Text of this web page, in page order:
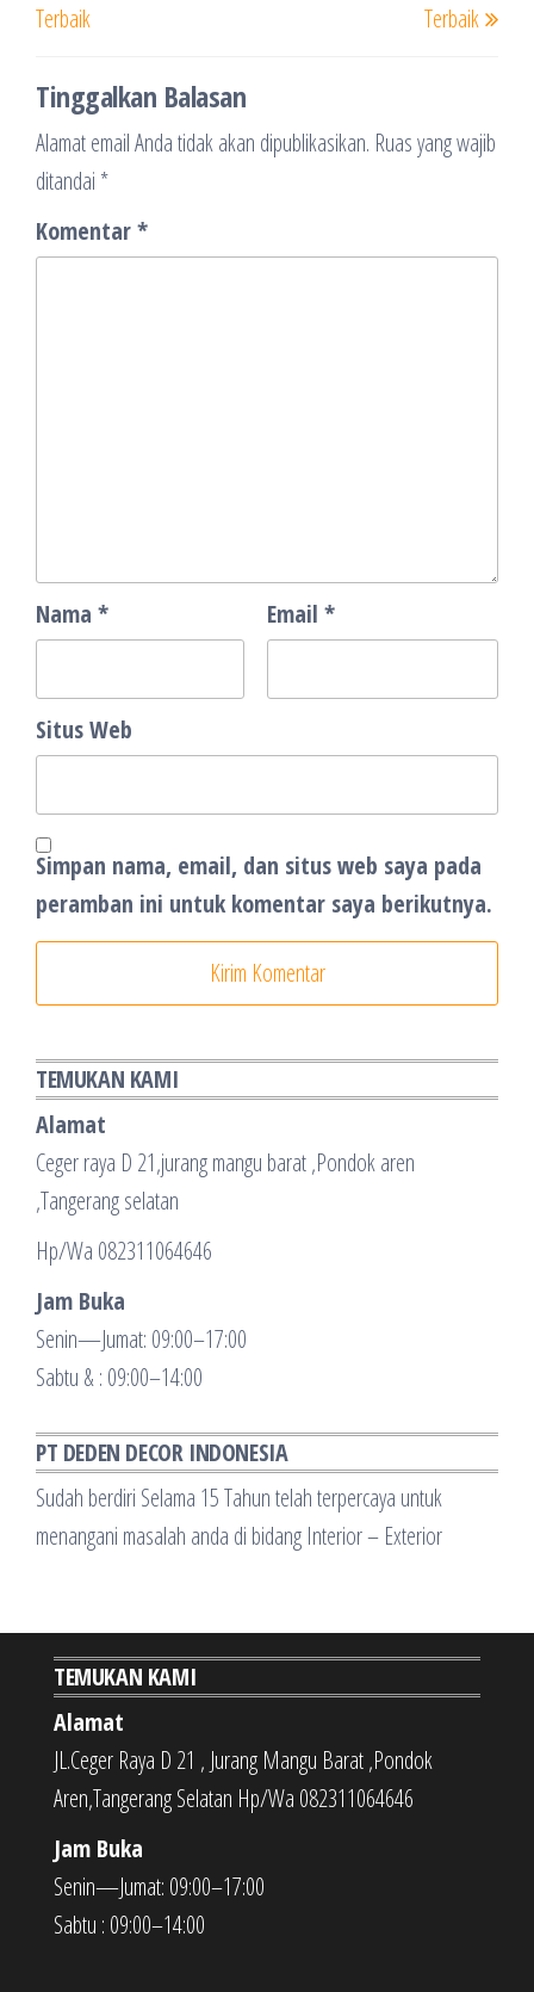
Terbaik
Terbaik
Tinggalkan Balasan
Alamat email Anda tidak akan dipublikasikan. Ruas yang wajib
ditandai *
Komentar*
Nama * Email *
Situs Web
Simpan nama, email, dan situs web saya pada
peramban ini untuk komentar saya berikutnya.
TEMUKAN KAMI
Alamat
Ceger raya D 21,jurang mangu barat ,Pondok aren
,Tangerang selatan
Hp/Wa 082311064646
Jam Buka
Senin—Jumat: 09:00–17:00
Sabtu & : 09:00–14:00
PT DEDEN DECOR INDONESIA
Sudah berdiri Selama 15 Tahun telah terpercaya untuk
menangani masalah anda di bidang Interior – Exterior
TEMUKAN KAMI
Alamat
JL.Ceger Raya D 21 , Jurang Mangu Barat ,Pondok
Aren,Tangerang Selatan Hp/Wa 082311064646
Jam Buka
Senin—Jumat: 09:00–17:00
Sabtu : 09:00–14:00